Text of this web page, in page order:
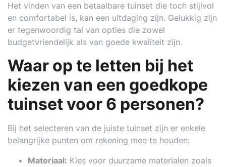
Het vinden van een betaalbare tuinset die toch stijlvol
en comfortabel is, kan een uitdaging zijn. Gelukkig zijn
er tegenwoordig tal van opties die zowel
budgetvriendelijk als van goede kwaliteit zijn.
Waar op te letten bij het
kiezen van een goedkope
tuinset voor 6 personen?
Bij het selecteren van de juiste tuinset zijn er enkele
belangrijke punten om rekening mee te houden:
Materiaal: Kies voor duurzame materialen zoals